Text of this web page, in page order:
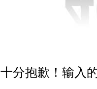
十分抱歉！输入